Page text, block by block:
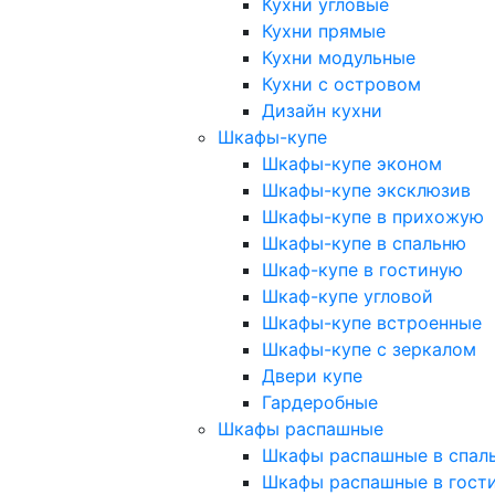
Кухни угловые
Кухни прямые
Кухни модульные
Кухни с островом
Дизайн кухни
Шкафы-купе
Шкафы-купе эконом
Шкафы-купе эксклюзив
Шкафы-купе в прихожую
Шкафы-купе в спальню
Шкаф-купе в гостиную
Шкаф-купе угловой
Шкафы-купе встроенные
Шкафы-купе с зеркалом
Двери купе
Гардеробные
Шкафы распашные
Шкафы распашные в
Шкафы распашные в